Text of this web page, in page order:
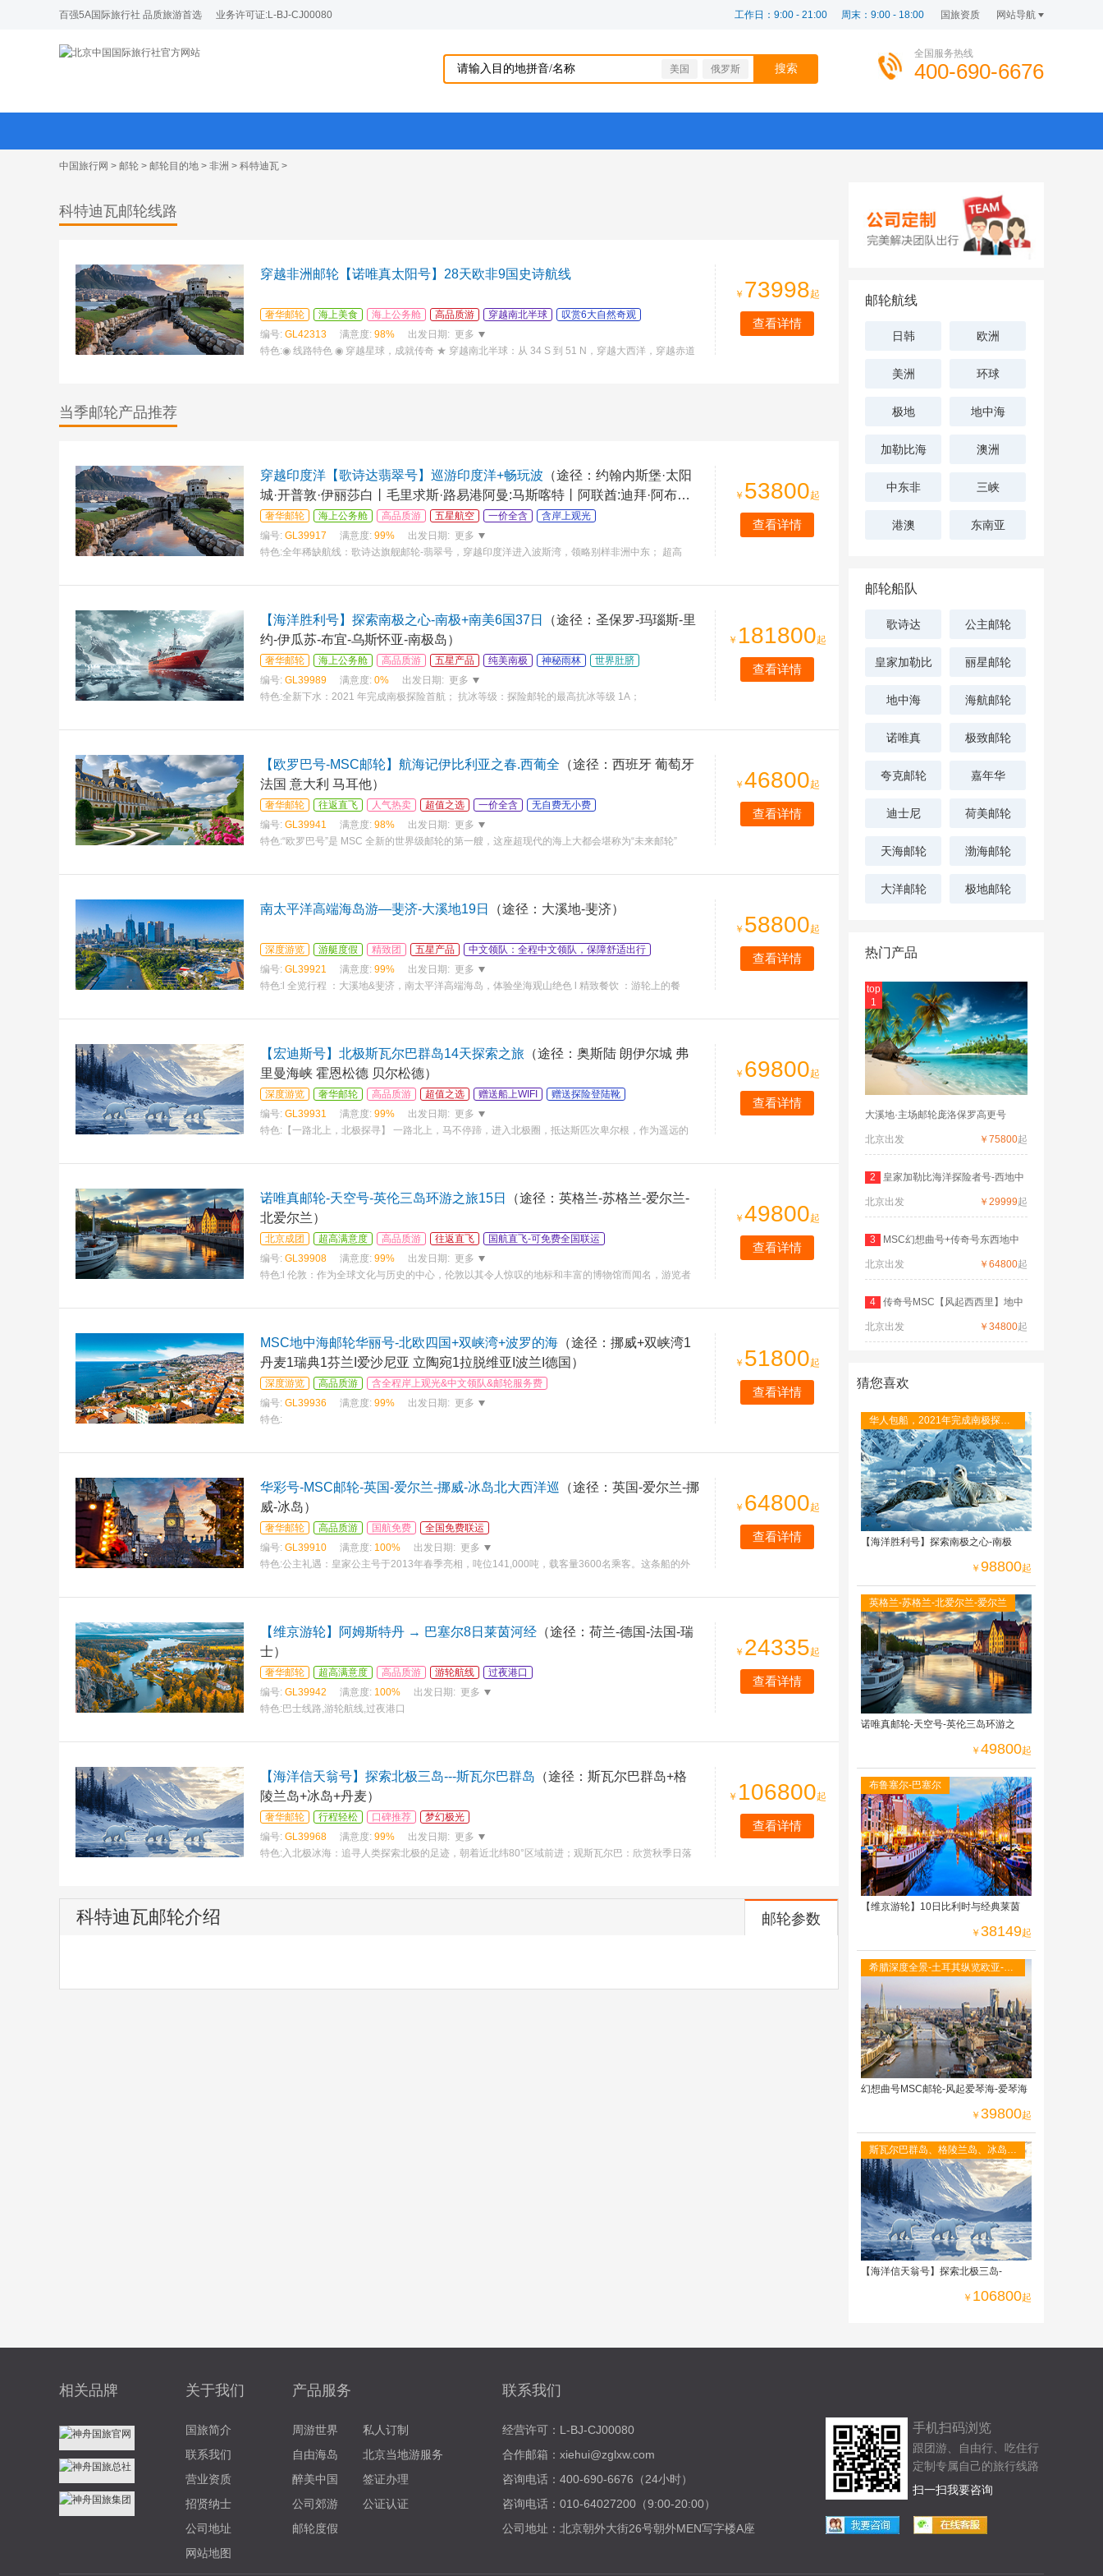
百强5A国际旅行社 品质旅游首选 业务许可证:L-BJ-CJ00080 网站导航
国旅资质
工作日：9:00 - 21:00 周末：9:00 - 18:00
美国 俄罗斯
全国服务热线
400-690-6676
中国旅行网 > 邮轮 > 邮轮目的地 > 非洲 > 科特迪瓦 >
科特迪瓦邮轮线路
穿越非洲邮轮【诺唯真太阳号】28天欧非9国史诗航线
奢华邮轮 海上美食 海上公务舱 高品质游 穿越南北半球
叹赏6大自然奇观
编号: GL42313 满意度: 98% 出发日期: 更多
特色:◉ 线路特色 ◉ 穿越星球，成就传奇 ★ 穿越南北半球：从 34 S 到 51 N，穿越大西洋，穿越赤道
￥ 73998起
查看详情
当季邮轮产品推荐
穿越印度洋【歌诗达翡翠号】巡游印度洋+畅玩波 （途径：约翰内斯堡·太阳
城·开普敦·伊丽莎白丨毛里求斯·路易港阿曼:马斯喀特丨阿联酋:迪拜·阿布扎
比）
奢华邮轮 海上公务舱 高品质游 五星航空 一价全含
含岸上观光
编号: GL39917 满意度: 99% 出发日期: 更多
特色:全年稀缺航线：歌诗达旗舰邮轮-翡翠号，穿越印度洋进入波斯湾，领略别样非洲中东； 超高
￥ 53800起
查看详情
【海洋胜利号】探索南极之心-南极+南美6国37日
（途径：圣保罗-玛瑙斯-里
约-伊瓜苏-布宜-乌斯怀亚-南极岛）
奢华邮轮 海上公务舱 高品质游 五星产品 纯美南极 神秘雨林
世界肚脐
编号: GL39989 满意度: 0% 出发日期: 更多
特色:全新下水：2021 年完成南极探险首航； 抗冰等级：探险邮轮的最高抗冰等级 1A；
￥ 181800起
查看详情
【欧罗巴号-MSC邮轮】航海记伊比利亚之春.西葡全 （途径：西班牙 葡萄牙
法国 意大利 马耳他）
奢华邮轮 往返直飞 人气热卖 超值之选 一价全含
无自费无小费
编号: GL39941 满意度: 98% 出发日期: 更多
特色:“欧罗巴号”是 MSC 全新的世界级邮轮的第一艘，这座超现代的海上大都会堪称为“未来邮轮”
￥ 46800起
查看详情
南太平洋高端海岛游—斐济-大溪地19日 （途径：大溪地-斐济）
深度游览 游艇度假 精致团 五星产品
中文领队：全程中文领队，保障舒适出行
编号: GL39921 满意度: 99% 出发日期: 更多
特色: l 全览行程 ：大溪地&斐济，南太平洋高端海岛，体验坐海观山绝色 l 精致餐饮 ：游轮上的餐
￥ 58800起
查看详情
【宏迪斯号】北极斯瓦尔巴群岛14天探索之旅 （途径：奥斯陆 朗伊尔城 弗
里曼海峡 霍恩松德 贝尔松德）
深度游览 奢华邮轮 高品质游 超值之选 赠送船上WIFI
赠送探险登陆靴
编号: GL39931 满意度: 99% 出发日期: 更多
特色: 【一路北上，北极探寻】 一路北上，马不停蹄，进入北极圈，抵达斯匹次卑尔根，作为遥远的
￥ 69800起
查看详情
诺唯真邮轮-天空号-英伦三岛环游之旅15日
（途径：英格兰-苏格兰-爱尔兰-
北爱尔兰）
北京成团 超高满意度 高品质游 往返直飞
国航直飞-可免费全国联运
编号: GL39908 满意度: 99% 出发日期: 更多
特色: l 伦敦：作为全球文化与历史的中心，伦敦以其令人惊叹的地标和丰富的博物馆而闻名，游览者
￥ 49800起
查看详情
MSC地中海邮轮华丽号-北欧四国+双峡湾+波罗的海 （途径：挪威+双峡湾1
丹麦1瑞典1芬兰I爱沙尼亚 立陶宛1拉脱维亚I波兰I德国）
深度游览 高品质游
含全程岸上观光&中文领队&邮轮服务费
编号: GL39936 满意度: 99% 出发日期: 更多
特色:
￥ 51800起
查看详情
华彩号-MSC邮轮-英国-爱尔兰-挪威-冰岛北大西洋巡 （途径：英国-爱尔兰-挪
威-冰岛）
奢华邮轮 高品质游 国航免费
全国免费联运
编号: GL39910 满意度: 100% 出发日期: 更多
特色:公主礼遇：皇家公主号于2013年春季亮相，吨位141,000吨，载客量3600名乘客。这条船的外
￥ 64800起
查看详情
【维京游轮】阿姆斯特丹 → 巴塞尔8日莱茵河经 （途径：荷兰-德国-法国-瑞
士）
奢华邮轮 超高满意度 高品质游 游轮航线
过夜港口
编号: GL39942 满意度: 100% 出发日期: 更多
特色: 巴士线路,游轮航线,过夜港口
￥ 24335起
查看详情
【海洋信天翁号】探索北极三岛---斯瓦尔巴群岛 （途径：斯瓦尔巴群岛+格
陵兰岛+冰岛+丹麦）
奢华邮轮 行程轻松 口碑推荐
梦幻极光
编号: GL39968 满意度: 99% 出发日期: 更多
特色: 入北极冰海：追寻人类探索北极的足迹，朝着近北纬80°区域前进；观斯瓦尔巴：欣赏秋季日落
￥ 106800起
查看详情
科特迪瓦邮轮介绍 邮轮参数
邮轮航线
日韩 欧洲
美洲 环球
极地 地中海
加勒比海 澳洲
中东非 三峡
港澳 东南亚
邮轮船队
歌诗达 公主邮轮
皇家加勒比 丽星邮轮
地中海 海航邮轮
诺唯真 极致邮轮
夸克邮轮 嘉年华
迪士尼 荷美邮轮
天海邮轮 渤海邮轮
大洋邮轮 极地邮轮
热门产品
top
1
大溪地·主场邮轮庞洛保罗高更号
北京出发 ￥75800起
2 皇家加勒比海洋探险者号-西地中
海
北京出发 ￥29999起
3 MSC幻想曲号+传奇号东西地中
海双船
北京出发 ￥64800起
4 传奇号MSC【风起西西里】地中
海环
北京出发 ￥34800起
猜您喜欢
华人包船，2021年完成南极探险
首航，探险邮轮的最高抗冰等级
1A
【海洋胜利号】探索南极之心-南极
￥ 98800起
英格兰-苏格兰-北爱尔兰-爱尔兰
诺唯真邮轮-天空号-英伦三岛环游之
￥ 49800起
布鲁塞尔-巴塞尔
【维京游轮】10日比利时与经典莱茵
￥ 38149起
希腊深度全景-土耳其纵览欧亚-意
大利南北串联-的里雅斯特-威尼斯
幻想曲号MSC邮轮-风起爱琴海-爱琴海
￥ 39800起
斯瓦尔巴群岛、格陵兰岛、冰岛
参观闻名世界的小美人鱼铜像 黄
金圈
【海洋信天翁号】探索北极三岛-
￥ 106800起
相关品牌 关于我们
国旅简介
联系我们
营业资质
招贤纳士
公司地址
网站地图
产品服务
周游世界
私人订制
自由海岛
北京当地游服务
醉美中国
签证办理
公司郊游
公证认证
邮轮度假
联系我们
经营许可：L-BJ-CJ00080
合作邮箱：xiehui@zglxw.com
咨询电话：400-690-6676（24小时）
咨询电话：010-64027200（9:00-20:00）
公司地址：北京朝外大街26号朝外MEN写字楼A座
手机扫码浏览
跟团游、自由行、吃住行
定制专属自己的旅行线路
扫一扫我要咨询